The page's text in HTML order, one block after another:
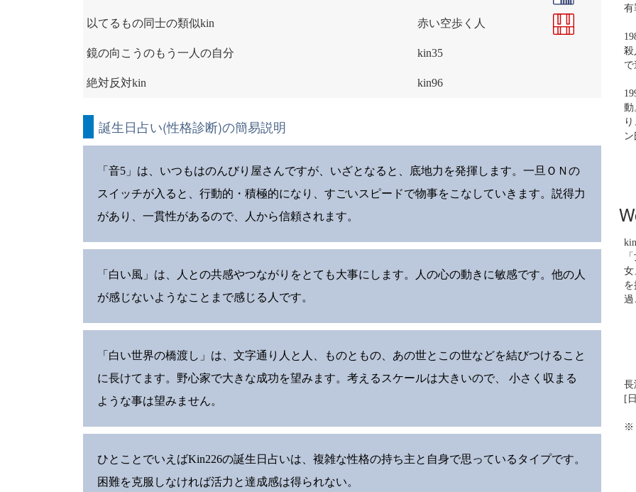
以てるもの同士の類似kin 赤い空歩く人
鏡の向こうのもう一人の自分 kin35
絶対反対kin kin96
誕生日占い(性格診断)の簡易説明
「音5」は、いつもはのんびり屋さんですが、いざとなると、底地力を発揮します。一旦ＯＮの
スイッチが入ると、行動的・積極的になり、すごいスピードで物事をこなしていきます。説得力
があり、一貫性があるので、人から信頼されます。
「白い風」は、人との共感やつながりをとても大事にします。人の心の動きに敏感です。他の人
が感じないようなことまで感じる人です。
「白い世界の橋渡し」は、文字通り人と人、ものともの、あの世とこの世などを結びつけること
に長けてます。野心家で大きな成功を望みます。考えるスケールは大きいので、 小さく収まる
ような事は望みません。
ひとことでいえばKin226の誕生日占いは、複雑な性格の持ち主と自身で思っているタイプです。
困難を克服しなければ活力と達成感は得られない。
有
殺
で
動
女
過
長
[
※